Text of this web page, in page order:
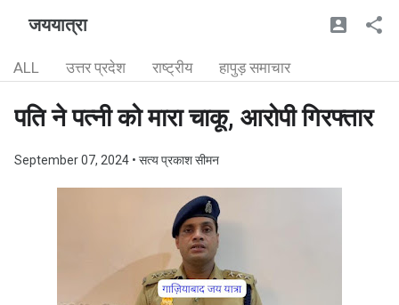
जययात्रा
ALL उत्तर प्रदेश राष्ट्रीय हापुड़ समाचार
पति ने पत्नी को मारा चाकू, आरोपी गिरफ्तार
September 07, 2024 • सत्य प्रकाश सीमन